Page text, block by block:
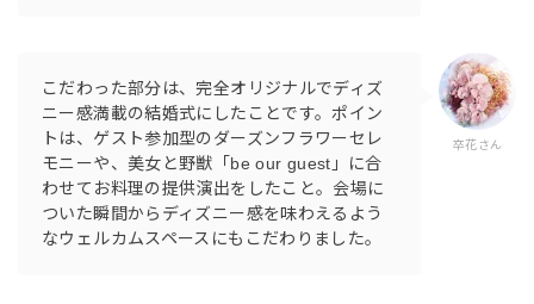
卒花さん
こだわった部分は、完全オリジナルでディズ
ニー感満載の結婚式にしたことです。ポイン
トは、ゲスト参加型のダーズンフラワーセレ
モニーや、美女と野獣「be our guest」に合
わせてお料理の提供演出をしたこと。会場に
ついた瞬間からディズニー感を味わえるよう
なウェルカムスペースにもこだわりました。